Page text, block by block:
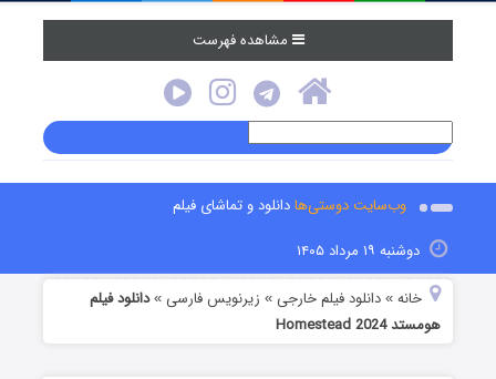
مشاهده فهرست
وب‌سایت دوستی‌هادانلود و تماشای فیلم
دوشنبه ۱۹ مرداد ۱۴۰۵
خانه »دانلود فیلم خارجی » زیرنویس فارسی »دانلود فیلم
هومستد Homestead 2024